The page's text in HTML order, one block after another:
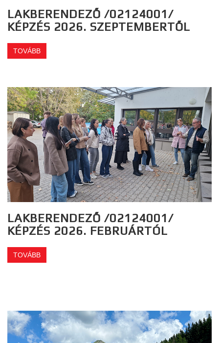
LAKBERENDEZŐ /02124001/
KÉPZÉS 2026. SZEPTEMBERTŐL
TOVÁBB
LAKBERENDEZŐ /02124001/
KÉPZÉS 2026. FEBRUÁRTÓL
TOVÁBB